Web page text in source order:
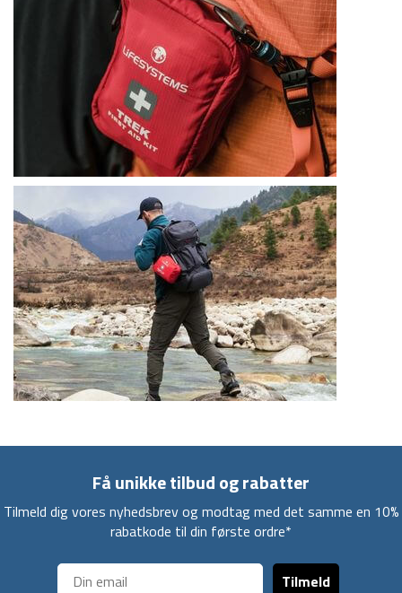
Få unikke tilbud og rabatter
Tilmeld dig vores nyhedsbrev og modtag med det samme en 10%
rabatkode til din første ordre*
Tilmeld